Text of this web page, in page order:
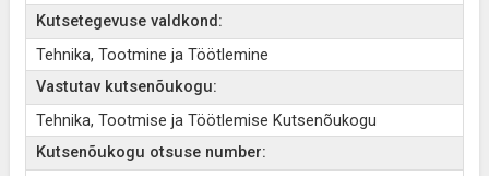
Kutsetegevuse valdkond:
Tehnika, Tootmine ja Töötlemine
Vastutav kutsenõukogu:
Tehnika, Tootmise ja Töötlemise Kutsenõukogu
Kutsenõukogu otsuse number: